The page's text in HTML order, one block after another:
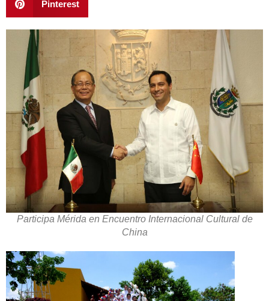
Pinterest
Participa Mérida en Encuentro Internacional Cultural de
China